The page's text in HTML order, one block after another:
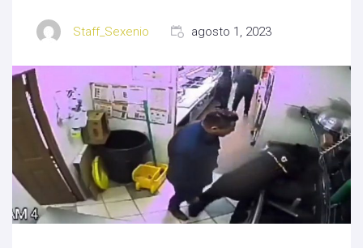
Staff_Sexenio agosto 1, 2023